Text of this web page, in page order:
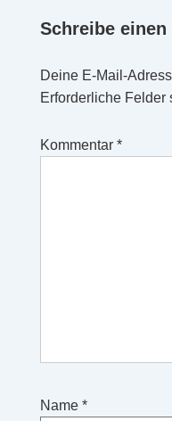
Schreibe
Deine E-Mail-
Erforderliche Felder
Kommentar *
Name *